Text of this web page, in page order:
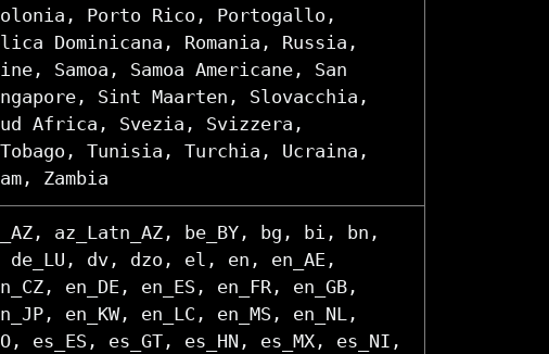
Porto Rico, Portogallo,
Dominicana, Romania, Russia,
Samoa, Samoa Americane, San
Sint Maarten, Slovacchia,
Africa, Svezia, Svizzera,
Tunisia, Turchia, Ucraina,
Zambia
az_Latn_AZ, be_BY, bg, bi, bn,
de_LU, dv, dzo, el, en, en_AE,
en_DE, en_ES, en_FR, en_GB,
en_KW, en_LC, en_MS, en_NL,
es_ES, es_GT, es_HN, es_MX, es_NI,